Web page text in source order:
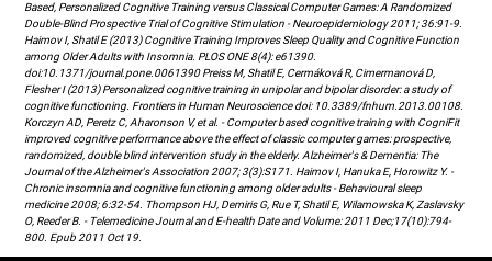
Based, Personalized Cognitive Training versus Classical Computer Games: A Randomized
Double-Blind Prospective Trial of Cognitive Stimulation - Neuroepidemiology 2011; 36:91-9.
Haimov I, Shatil E (2013) Cognitive Training Improves Sleep Quality and Cognitive Function
among Older Adults with Insomnia. PLOS ONE 8(4): e61390.
doi:10.1371/journal.pone.0061390 Preiss M, Shatil E, Cermáková R, Cimermanová D,
Flesher I (2013) Personalized cognitive training in unipolar and bipolar disorder: a study of
cognitive functioning. Frontiers in Human Neuroscience doi: 10.3389/fnhum.2013.00108.
Korczyn AD, Peretz C, Aharonson V, et al. - Computer based cognitive training with CogniFit
improved cognitive performance above the effect of classic computer games: prospective,
randomized, double blind intervention study in the elderly. Alzheimer's & Dementia: The
Journal of the Alzheimer's Association 2007; 3(3):S171. Haimov I, Hanuka E, Horowitz Y. -
Chronic insomnia and cognitive functioning among older adults - Behavioural sleep
medicine 2008; 6:32-54. Thompson HJ, Demiris G, Rue T, Shatil E, Wilamowska K, Zaslavsky
O, Reeder B. - Telemedicine Journal and E-health Date and Volume: 2011 Dec;17(10):794-
800. Epub 2011 Oct 19.